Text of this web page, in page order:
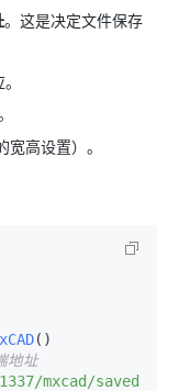
。这是决定文件保存
高设置）。
地址
mxcad/savedwg"